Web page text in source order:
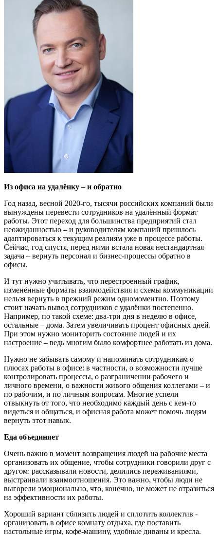
Из офиса на удалёнку – и обратно
Год назад, весной 2020-го, тысячи российских компаний были
вынуждены перевести сотрудников на удалённый формат
работы. Этот переход для большинства предприятий стал
неожиданностью – и руководителям компаний пришлось
адаптироваться к текущим реалиям уже в процессе работы.
Сейчас, год спустя, перед ними встала новая нестандартная
задача – вернуть персонал и бизнес-процессы обратно в
офисы.
И тут нужно учитывать, что перестроенный график,
изменённые форматы взаимодействия и схемы коммуникации
нельзя вернуть в прежний режим одномоментно. Поэтому
стоит начать вывод сотрудников с удалёнки постепенно.
Например, по такой схеме: два-три дня в неделю в офисе,
остальные – дома. Затем увеличивать процент офисных дней.
При этом нужно мониторить состояние людей и их
настроение – ведь многим было комфортнее работать из дома.
Нужно не забывать самому и напоминать сотрудникам о
плюсах работы в офисе: в частности, о возможности лучше
контролировать процессы, о разграничении рабочего и
личного времени, о важности живого общения коллегами – и
по рабочим, и по личным вопросам. Многие успели
отвыкнуть от того, что необходимо каждый день с кем-то
видеться и общаться, и офисная работа может помочь людям
вернуть этот навык.
Еда объединяет
Очень важно в момент возвращения людей на рабочие места
организовать их общение, чтобы сотрудники говорили друг с
другом: рассказывали новости, делились переживаниями,
выстраивали взаимоотношения. Это важно, чтобы люди не
выгорели эмоционально, что, конечно, не может не отразиться
на эффективности их работы.
Хороший вариант сблизить людей и сплотить коллектив -
организовать в офисе комнату отдыха, где поставить
настольные игры, кофе-машину, удобные диваны и кресла.